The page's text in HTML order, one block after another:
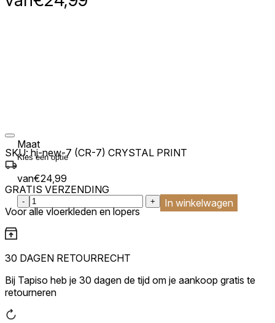
Maat
van€24,99
:product_name quantity
- + In winkelwagen
SKU:hj-new-7 (CR-7) CRYSTAL PRINT
GRATIS VERZENDING
Voor alle vloerkleden en lopers
30 DAGEN RETOURRECHT
Bij Tapiso heb je 30 dagen de tijd om je aankoop gratis te
retourneren